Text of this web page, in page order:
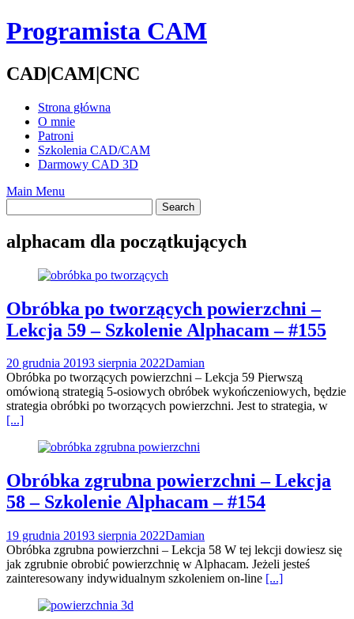
Skip
to
Programista CAM
CAD|CAM|CNC
Strona główna
O mnie
Patroni
Szkolenia CAD/CAM
Darmowy CAD 3D
Main Menu
alphacam dla początkujących
Obróbka po tworzących powierzchni –
Lekcja 59 – Szkolenie Alphacam – #155
20 grudnia 20193 sierpnia 2022Damian
Obróbka po tworzących powierzchni – Lekcja 59 Pierwszą
omówioną strategią 5-osiowych obróbek wykończeniowych, będzie
strategia obróbki po tworzących powierzchni. Jest to strategia, w
[...]
Obróbka zgrubna powierzchni – Lekcja
58 – Szkolenie Alphacam – #154
19 grudnia 20193 sierpnia 2022Damian
Obróbka zgrubna powierzchni – Lekcja 58 W tej lekcji dowiesz się
jak zgrubnie obrobić powierzchnię w Alphacam. Jeżeli jesteś
zainteresowany indywidualnym szkoleniem on-line [...]